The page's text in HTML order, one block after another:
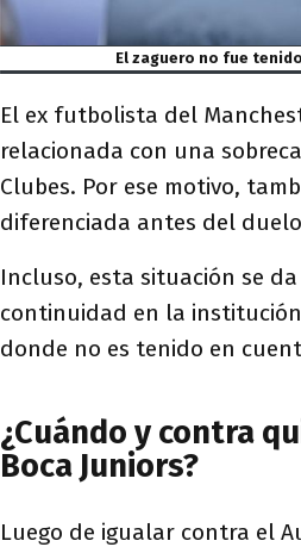
El zaguero no fue
El ex futbolista del
relacionada con una
Clubes. Por ese motivo,
diferenciada antes del
Incluso, esta situación se
continuidad en la
donde no es tenido en
¿Cuándo y contra
Boca Juniors?
Luego de igualar contra el